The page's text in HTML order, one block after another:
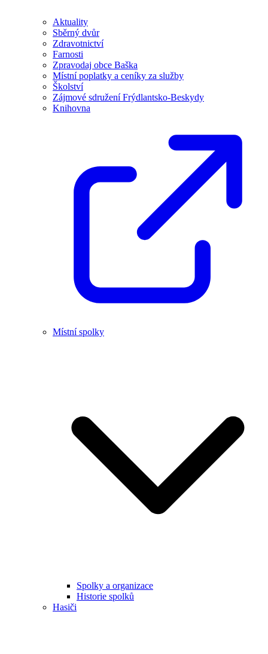
Aktuality
Sběrný dvůr
Zdravotnictví
Farnosti
Zpravodaj obce Baška
Místní poplatky a ceníky za služby
Školství
Zájmové sdružení Frýdlantsko-Beskydy
Knihovna
Místní spolky
Spolky a organizace
Historie spolků
Hasiči